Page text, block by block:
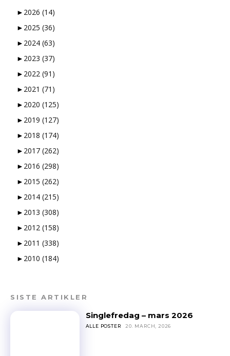
► 2026 (14)
► 2025 (36)
► 2024 (63)
► 2023 (37)
► 2022 (91)
► 2021 (71)
► 2020 (125)
► 2019 (127)
► 2018 (174)
► 2017 (262)
► 2016 (298)
► 2015 (262)
► 2014 (215)
► 2013 (308)
► 2012 (158)
► 2011 (338)
► 2010 (184)
SISTE ARTIKLER
Singlefredag – mars 2026
ALLE POSTER 20. MARCH, 2026